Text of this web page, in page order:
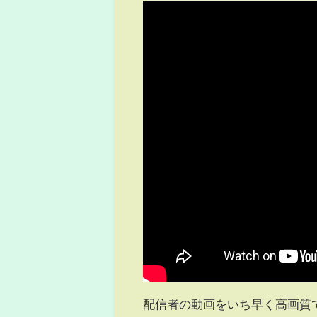
配信者の動画をいち早く高画質